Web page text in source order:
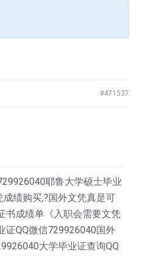
#471537
耶鲁大学硕士毕业
绩购买,?国外文凭真是可
书成绩单《入职会需要文凭
证QQ微信729926040国外
大学毕业证查询QQ